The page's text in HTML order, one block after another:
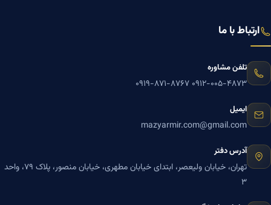
ارتباط با ما
تلفن مشاوره
۰۹۱۲-۰۰۵-۴۸۷۳ ۰۹۱۹-۸۷۱-۸۷۶۷
ایمیل
mazyarmir.com@gmail.com
آدرس دفتر
تهران، خیابان ولیعصر، ابتدای خیابان مطهری، خیابان منصور، پلاک ۷۹، واحد
۳